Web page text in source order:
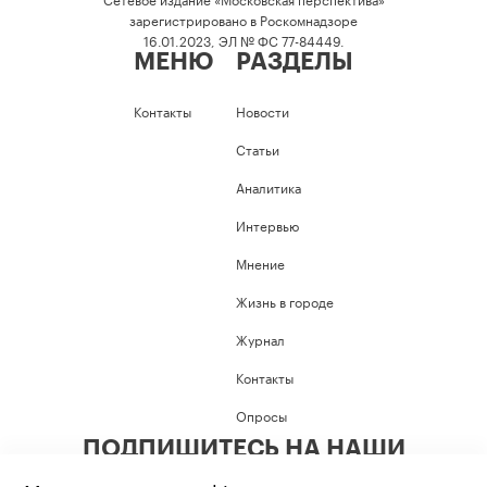
зарегистрировано в Роскомнадзоре
16.01.2023, ЭЛ № ФС 77-84449.
МЕНЮ
Контакты
РАЗДЕЛЫ
Новости
Статьи
Аналитика
Интервью
Мнение
Жизнь в городе
Журнал
Контакты
Опросы
ПОДПИШИТЕСЬ НА НАШИ